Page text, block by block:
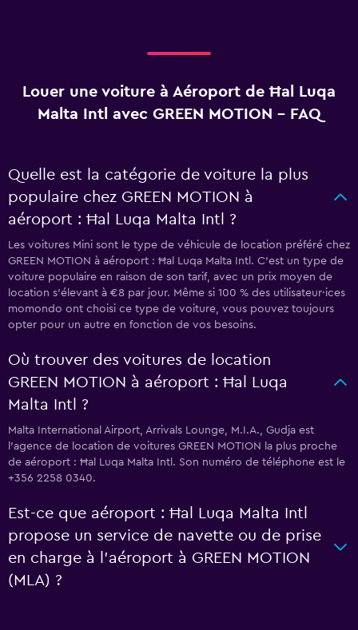
Louer une voiture à Aéroport de Ħal Luqa
Malta Intl avec GREEN MOTION - FAQ
Quelle est la catégorie de voiture la plus
populaire chez GREEN MOTION à
aéroport : Ħal Luqa Malta Intl ?
Les voitures Mini sont le type de véhicule de location préféré chez
GREEN MOTION à aéroport : Ħal Luqa Malta Intl. C'est un type de
voiture populaire en raison de son tarif, avec un prix moyen de
location s'élevant à €8 par jour. Même si 100 % des utilisateur·ices
momondo ont choisi ce type de voiture, vous pouvez toujours
opter pour un autre en fonction de vos besoins.
Où trouver des voitures de location
GREEN MOTION à aéroport : Ħal Luqa
Malta Intl ?
Malta International Airport, Arrivals Lounge, M.I.A., Gudja est
l'agence de location de voitures GREEN MOTION la plus proche
de aéroport : Ħal Luqa Malta Intl. Son numéro de téléphone est le
+356 2258 0340.
Est-ce que aéroport : Ħal Luqa Malta Intl
propose un service de navette ou de prise
en charge à l’aéroport à GREEN MOTION
(MLA) ?